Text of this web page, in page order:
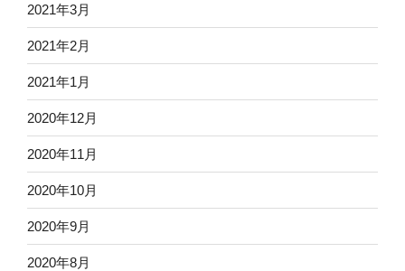
2021年3月
2021年2月
2021年1月
2020年12月
2020年11月
2020年10月
2020年9月
2020年8月